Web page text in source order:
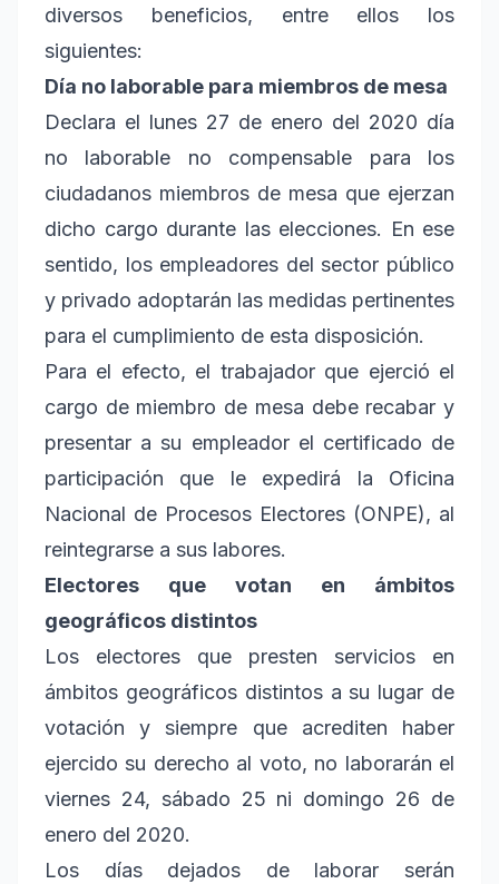
diversos beneficios, entre ellos los
siguientes:
Día no laborable para miembros de mesa
Declara el lunes 27 de enero del 2020 día
no laborable no compensable para los
ciudadanos miembros de mesa que ejerzan
dicho cargo durante las elecciones. En ese
sentido, los empleadores del sector público
y privado adoptarán las medidas pertinentes
para el cumplimiento de esta disposición.
Para el efecto, el trabajador que ejerció el
cargo de miembro de mesa debe recabar y
presentar a su empleador el certificado de
participación que le expedirá la Oficina
Nacional de Procesos Electores (ONPE), al
reintegrarse a sus labores.
Electores que votan en ámbitos
geográficos distintos
Los electores que presten servicios en
ámbitos geográficos distintos a su lugar de
votación y siempre que acrediten haber
ejercido su derecho al voto, no laborarán el
viernes 24, sábado 25 ni domingo 26 de
enero del 2020.
Los días dejados de laborar serán